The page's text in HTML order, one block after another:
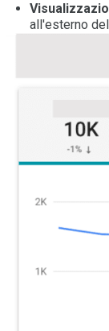
all'esterno